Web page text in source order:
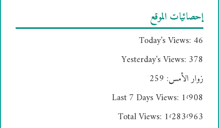
إحصائيات الموقع
Today's Views: 46
Yesterday's Views: 378
زوار الأمس: 259
Last 7 Days Views: 1٬908
Total Views: 1٬283٬963